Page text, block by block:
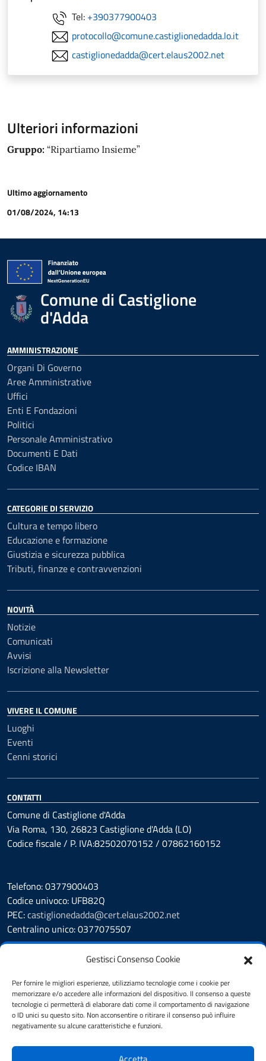
Gestisci Consenso Cookie
Per fornire le migliori esperienze, utilizziamo tecnologie come i cookie per
memorizzare e/o accedere alle informazioni del dispositivo. Il consenso a queste
tecnologie ci permetterà di elaborare dati come il comportamento di navigazione
o ID unici su questo sito. Non acconsentire o ritirare il consenso può influire
negativamente su alcune caratteristiche e funzioni.
Tel: +390377900403
protocollo@comune.castiglionedadda.lo.it
castiglionedadda@cert.elaus2002.net
Ulteriori informazioni
Gruppo: “Ripartiamo Insieme”
Ultimo aggiornamento
01/08/2024, 14:13
Comune di Castiglione
d'Adda
AMMINISTRAZIONE
Organi Di Governo
Aree Amministrative
Uffici
Enti E Fondazioni
Politici
Personale Amministrativo
Documenti E Dati
Codice IBAN
CATEGORIE DI SERVIZIO
Cultura e tempo libero
Educazione e formazione
Giustizia e sicurezza pubblica
Tributi, finanze e contravvenzioni
NOVITÀ
Notizie
Comunicati
Avvisi
Iscrizione alla Newsletter
VIVERE IL COMUNE
Luoghi
Eventi
Cenni storici
CONTATTI
Comune di Castiglione d'Adda
Via Roma, 130, 26823 Castiglione d'Adda (LO)
Codice fiscale / P. IVA:82502070152 / 07862160152
Telefono: 0377900403
Codice univoco: UFB82Q
PEC:castiglionedadda@cert.elaus2002.net
Centralino unico: 0377075507
Prenotazione appuntamento
Segnalazione disservizio
Amministrazione Trasparente
Albo Pretorio
Cookie Policy
Dichiarazione di accessibilità